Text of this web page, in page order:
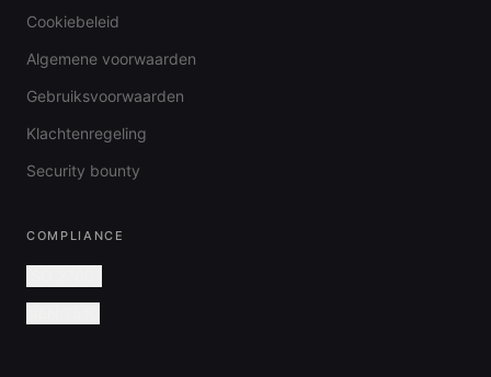
Cookiebeleid
Algemene voorwaarden
Gebruiksvoorwaarden
Klachtenregeling
Security bounty
COMPLIANCE